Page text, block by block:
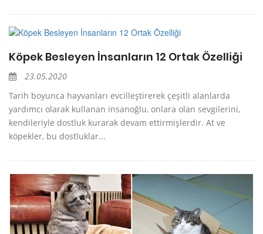
Köpek Besleyen İnsanların 12 Ortak Özelliği
23.05.2020
Tarih boyunca hayvanları evcilleştirerek çeşitli alanlarda
yardımcı olarak kullanan insanoğlu, onlara olan sevgilerini,
kendileriyle dostluk kurarak devam ettirmişlerdir. At ve
köpekler, bu dostluklar...